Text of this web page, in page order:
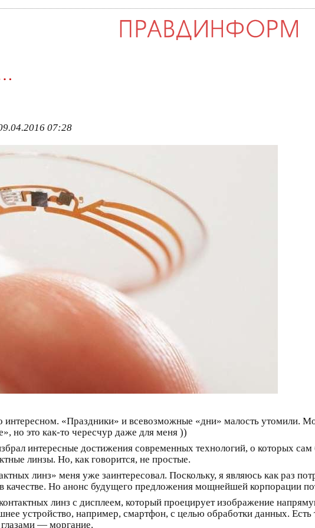
07:28
интересном. «Праздники» и всевозможные «дни» малость утомили.
но это как-то чересчур даже для меня ))
интересные достижения современных технологий, о которых
линзы. Но, как говорится, не простые.
линз» меня уже заинтересовал. Поскольку, я являюсь как раз
качестве. Но анонс будущего предложения мощнейшей корпорации
линз с дисплеем, который проецирует изображение
устройство, например, смартфон, с целью обработки данных.
— моргание.